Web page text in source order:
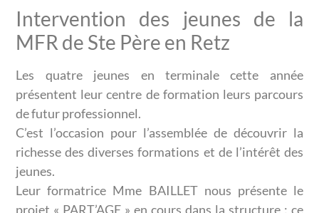
Intervention des jeunes de la
MFR de Ste Père en Retz
Les quatre jeunes en terminale cette année
présentent leur centre de formation leurs parcours
de futur professionnel.
C’est l’occasion pour l’assemblée de découvrir la
richesse des diverses formations et de l’intérêt des
jeunes.
Leur formatrice Mme BAILLET nous présente le
projet « PART’AGE » en cours dans la structure : ce